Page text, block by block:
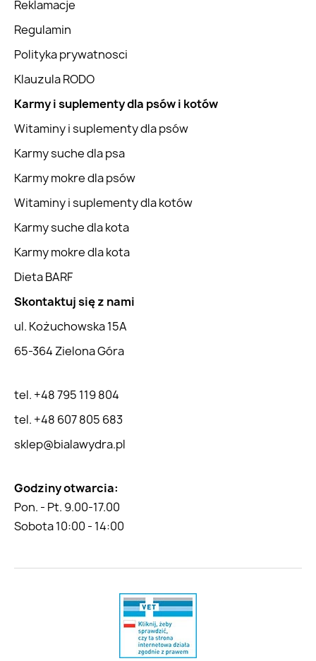
Reklamacje
Regulamin
Polityka prywatnosci
Klauzula RODO
Karmy i suplementy dla psów i kotów
Witaminy i suplementy dla psów
Karmy suche dla psa
Karmy mokre dla psów
Witaminy i suplementy dla kotów
Karmy suche dla kota
Karmy mokre dla kota
Dieta BARF
Skontaktuj się z nami
ul. Kożuchowska 15A
65-364 Zielona Góra
tel. +48 795 119 804
tel. +48 607 805 683
sklep@bialawydra.pl
Godziny otwarcia:
Pon. - Pt. 9.00-17.00
Sobota 10:00 - 14:00